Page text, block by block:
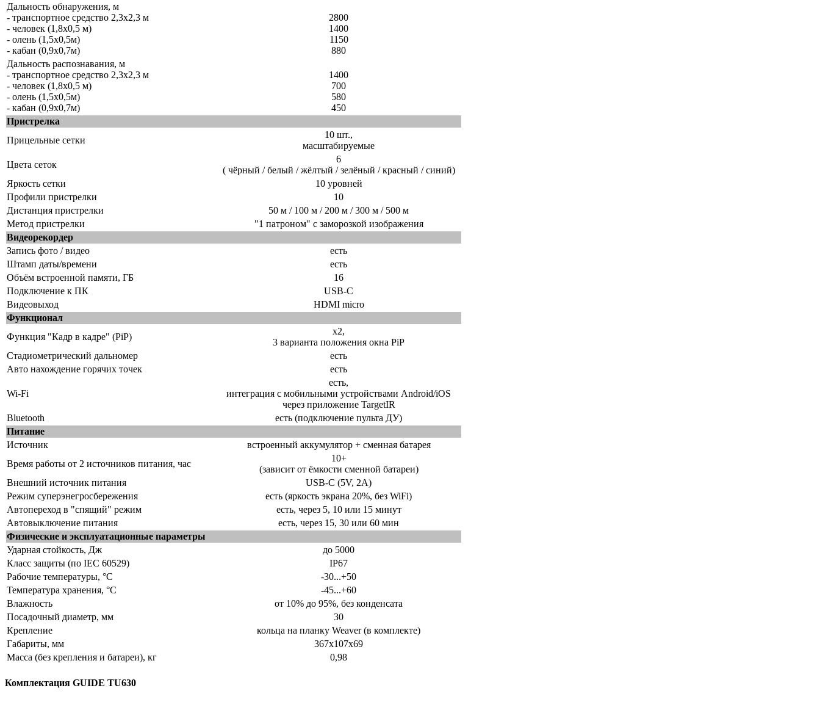
Дальность обнаружения, м
- транспортное средство 2,3x2,3 м
- человек (1,8x0,5 м)
- олень (1,5x0,5м)
- кабан (0,9x0,7м)
2800
1400
1150
880
Дальность распознавания, м
- транспортное средство 2,3x2,3 м
- человек (1,8x0,5 м)
- олень (1,5x0,5м)
- кабан (0,9x0,7м)
1400
700
580
450
Пристрелка
Прицельные сетки
10 шт.,
масштабируемые
Цвета сеток
6
( чёрный / белый / жёлтый / зелёный / красный / синий)
Яркость сетки
10 уровней
Профили пристрелки
10
Дистанция пристрелки
50 м / 100 м / 200 м / 300 м / 500 м
Метод пристрелки
"1 патроном" с заморозкой изображения
Видеорекордер
Запись фото / видео
есть
Штамп даты/времени
есть
Объём встроенной памяти, ГБ
16
Подключение к ПК
USB-C
Видеовыход
HDMI micro
Функционал
Функция "Кадр в кадре" (PiP)
x2,
3 варианта положения окна PiP
Стадиометрический дальномер
есть
Авто нахождение горячих точек
есть
Wi-Fi
есть,
интеграция с мобильными устройствами Android/iOS
через приложение TargetIR
Bluetooth
есть (подключение пульта ДУ)
Питание
Источник
встроенный аккумулятор + сменная батарея
Время работы от 2 источников питания, час
10+
(зависит от ёмкости сменной батареи)
Внешний источник питания
USB-C (5V, 2A)
Режим суперэнегросбережения
есть (яркость экрана 20%, без WiFi)
Автопереход в "спящий" режим
есть, через 5, 10 или 15 минут
Автовыключение питания
есть, через 15, 30 или 60 мин
Физические и эксплуатационные параметры
Ударная стойкость, Дж
до 5000
Класс защиты (по IEC 60529)
IP67
Рабочие температуры, °C
-30...+50
Температура хранения, °C
-45...+60
Влажность
от 10% до 95%, без конденсата
Посадочный диаметр, мм
30
Крепление
кольца на планку Weaver (в комплекте)
Габариты, мм
367x107x69
Масса (без крепления и батареи), кг
0,98
Комплектация GUIDE TU630